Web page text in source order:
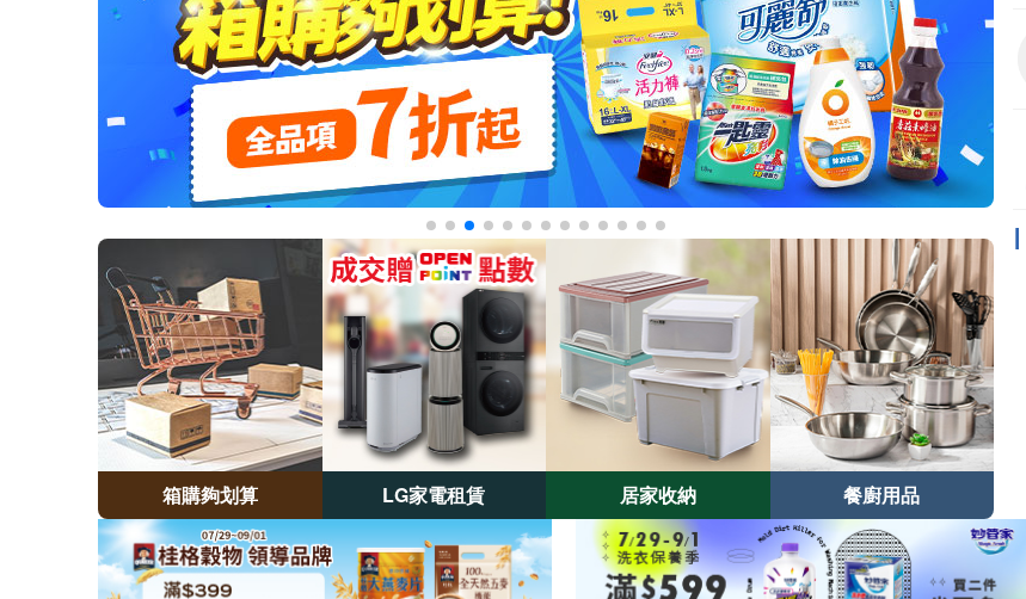
箱購夠划算​ LG家電租賃 居家收納 餐廚用品